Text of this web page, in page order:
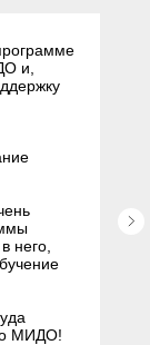
и,
него,
МИДО!